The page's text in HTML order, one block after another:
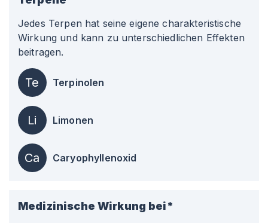
Jedes Terpen hat seine eigene charakteristische
Wirkung und kann zu unterschiedlichen Effekten
beitragen.
Te Terpinolen
Li Limonen
Ca Caryophyllenoxid
Medizinische Wirkung bei*